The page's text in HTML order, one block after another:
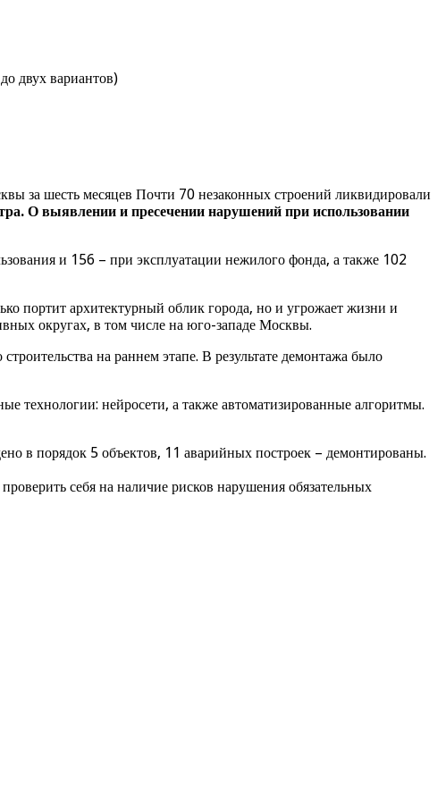
двух вариантов)
за шесть месяцев Почти 70 незаконных строений ликвидировали
О выявлении и пресечении нарушений при использовании
и 156 – при эксплуатации нежилого фонда, а также 102
портит архитектурный облик города, но и угрожает жизни и
округах, в том числе на юго-западе Москвы.
на раннем этапе. В результате демонтажа было
технологии: нейросети, а также автоматизированные алгоритмы.
в порядок 5 объектов, 11 аварийных построек – демонтированы.
себя на наличие рисков нарушения обязательных